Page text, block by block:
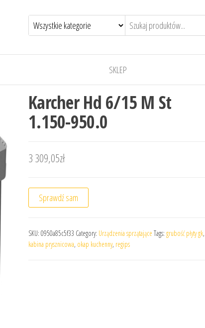
SKLEP
Karcher Hd 6/15 M St
1.150-950.0
3 309,05zł
Sprawdź sam
SKU: 0950a85c5f33 Category: Urządzenia sprzątające Tags: grubość płyty gk,
kabina prysznicowa, okap kuchenny, regips